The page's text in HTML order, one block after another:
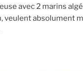
avec 2 marins
veulent absolument